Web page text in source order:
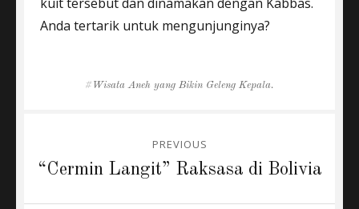
Anda tertarik untuk mengunjunginya?
TagsWisata Aneh yang Bikin Geleng Kepala.
navigation
PREVIOUS
Previous
“Cermin Langit” Raksasa di Bolivia